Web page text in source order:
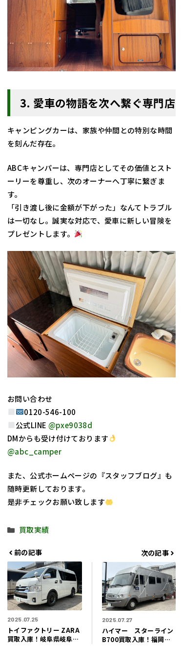
3. 愛車の物語を次へ繋ぐ専門店
キャンピングカーは、家族や仲間との特別な時間
を刻んだ存在。
ABCキャンパーは、専門店としてその価値とスト
ーリーを尊重し、次のオーナーへ丁寧に繋ぎま
す。
「引き渡し後に金額が下がった」なんてトラブル
は一切なし。誠実な対応で、愛車に新しい冒険を
プレゼントします。
お問い合わせ
0120-546-100
公式LINE @pxe9038d
DMからも受け付けております
@abc_camper
また、公式ホームページの『スタッフブログ』も
随時更新しております。
是非チェックお願い致します
カ
ゴ
リ
ー
買取実績
前の記事
2025.07.25
トイファクトリー ZARA
買取入庫！岐阜県岐阜市
次の記事
2025.07.27
ハイマー スターライン
B700買取入庫！福岡県